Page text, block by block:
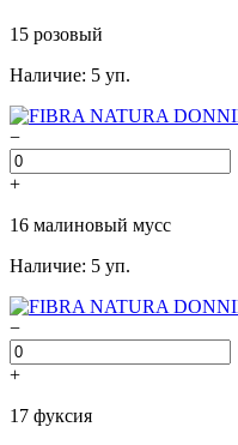
15 розовый
Наличие: 5 уп.
−
+
16 малиновый мусс
Наличие: 5 уп.
−
+
17 фуксия